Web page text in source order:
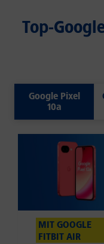
Top-
Google Pixel
10a
MIT GOOGLE
FITBIT AIR